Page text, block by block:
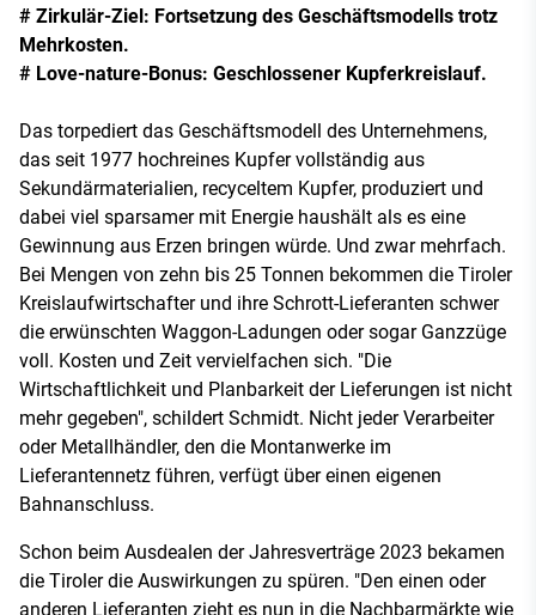
# Zirkulär-Ziel: Fortsetzung des Geschäftsmodells trotz
Mehrkosten.
# Love-nature-Bonus: Geschlossener Kupferkreislauf.
Das torpediert das Geschäftsmodell des Unternehmens,
das seit 1977 hochreines Kupfer vollständig aus
Sekundärmaterialien, recyceltem Kupfer, produziert und
dabei viel sparsamer mit Energie haushält als es eine
Gewinnung aus Erzen bringen würde. Und zwar mehrfach.
Bei Mengen von zehn bis 25 Tonnen bekommen die Tiroler
Kreislaufwirtschafter und ihre Schrott-Lieferanten schwer
die erwünschten Waggon-Ladungen oder sogar Ganzzüge
voll. Kosten und Zeit vervielfachen sich. "Die
Wirtschaftlichkeit und Planbarkeit der Lieferungen ist nicht
mehr gegeben", schildert Schmidt. Nicht jeder Verarbeiter
oder Metallhändler, den die Montanwerke im
Lieferantennetz führen, verfügt über einen eigenen
Bahnanschluss.
Schon beim Ausdealen der Jahresverträge 2023 bekamen
die Tiroler die Auswirkungen zu spüren. "Den einen oder
anderen Lieferanten zieht es nun in die Nachbarmärkte wie